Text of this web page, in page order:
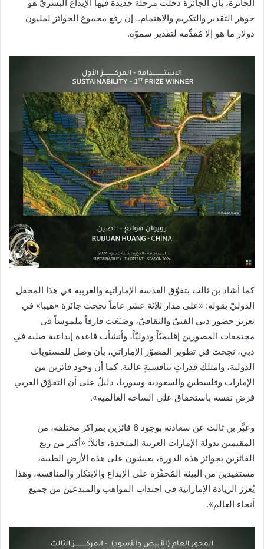
الجائزة، بأن الجائزة دخلت مرحلة جديدة فيها الإبداع البشريّ هو
جوهر التقدير والتكريم والاهتمام.. إن رفع مجموع الجوائز لمليون
دولار ما هو إلا مُقدِّمة لتقدير سموّه.
كما أشاد بن ثالث بتفوّق العدسة الإماراتية والعربية في هذا المحفل
الدوليّ بقوله: «على مدار ثلاثة عشر عاماً نجحت جائزة «هيبا» في
تعزيز حضور دبي الفنيّ والثقافيّ، وصَنَعَت فارقاً ملموساً في
مجتمعات المصورين إقليميّاً ودوليّاً، وأنشأت قاعدة إبداعية صلبة في
دبي، نجحت في تطوير المصوّر الإماراتي، بأن وصل للمستويات
الدولية، وامتلكَ قدراتٍ تنافسيةٍ عالية. كما أن وجود فائزين من
الإمارات وفلسطين والسعودية وسوريا، دليلٌ على أن التفوّق العربي
فرض نفسه باستحقاق على الساحة العالمية».
وعبَّر بن ثالث عن سعادته بوجود 6 فائزين بمراكز مختلفة، من
المقيمين بدولة الإمارات العربية المتحدة، قائلاً: «أكثر من ربع
الفائزين بجوائز هذه الدورة، يعيشون على هذه الأرض الطيبة،
مستفيدين من البيئة المُحفّزة على الإبداع والابتكار والمنافسة، وهذا
يُعزز الريادة الإماراتية في اجتذاب المواهب والمبدعين من جميع
أنحاء العالم».